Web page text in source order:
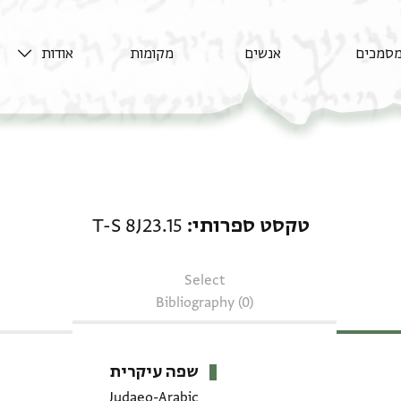
מסמכים אנשים מקומות אודות
טקסט ספרותי T-S 8J23.15
Select
Bibliography (0)
שפה עיקרית